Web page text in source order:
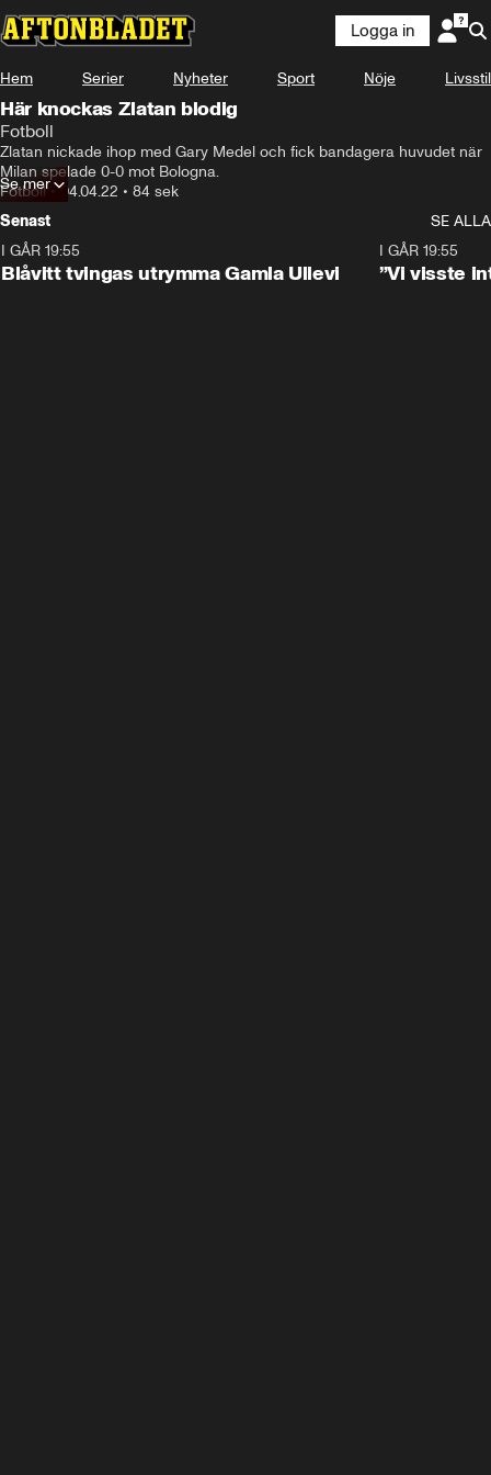
Logga in
Hem Serier Nyheter Sport Nöje Livsstil
Här knockas Zlatan blodig
Fotboll
Zlatan nickade ihop med Gary Medel och fick bandagera huvudet när
Milan spelade 0-0 mot Bologna.
Fotboll•04.04.22 • 84 sek
Se mer
Senast
SE ALLA
I GÅR 19:55
Blåvitt tvingas utrymma Gamla Ullevi
I GÅR 19:55
”Vi visste